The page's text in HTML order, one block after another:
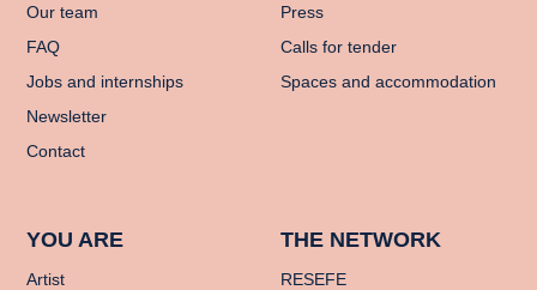
Our team
FAQ
Jobs and internships
Newsletter
Contact
Press
Calls for tender
Spaces and accommodation
YOU ARE
Artist
THE NETWORK
RESEFE